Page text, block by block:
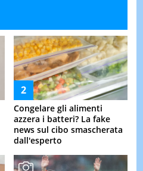
Congelare gli alimenti
azzera i batteri? La fake
news sul cibo smascherata
dall'esperto